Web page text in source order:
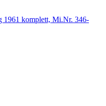
1961 komplett, Mi.Nr. 346-